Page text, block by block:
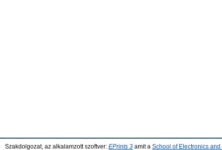
Szakdolgozat, az alkalamzott szoftver: EPrints 3 amit a School of Electronics